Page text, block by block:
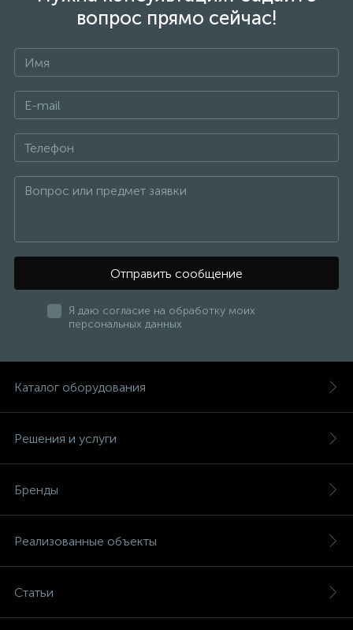
вопрос прямо сейчас!
Отправить сообщение
Я даю согласие на обработку моих
персональных данных
Каталог оборудования
Решения и услуги
Бренды
Реализованные объекты
Статьи